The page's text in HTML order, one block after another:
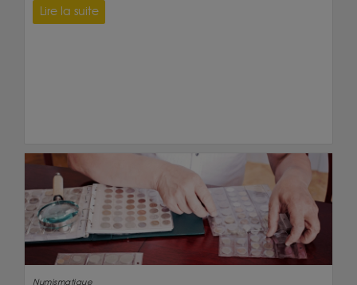
Lire la suite
Numismatique